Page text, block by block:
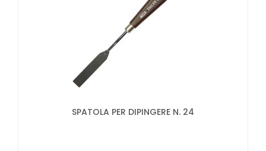
SPATOLA PER DIPINGERE N. 24